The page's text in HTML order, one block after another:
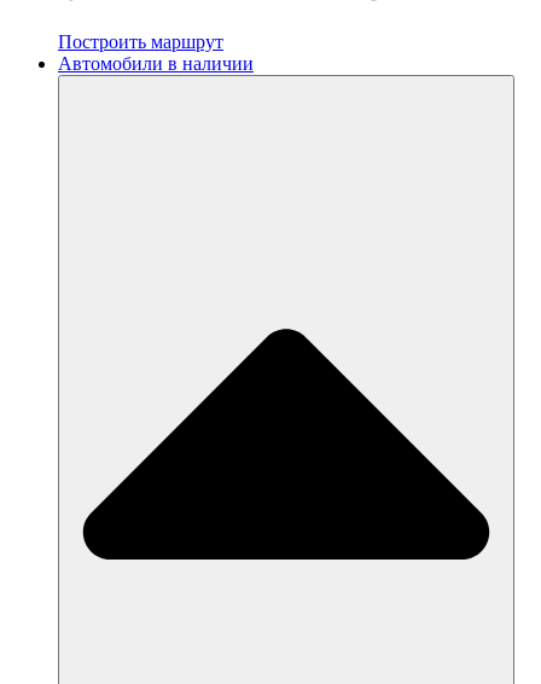
Построить маршрут
Автомобили в наличии